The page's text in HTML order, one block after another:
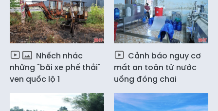
Nhếch nhác
những "bãi xe phế thải"
ven quốc lộ 1
Cảnh báo nguy cơ
mất an toàn từ nước
uống đóng chai